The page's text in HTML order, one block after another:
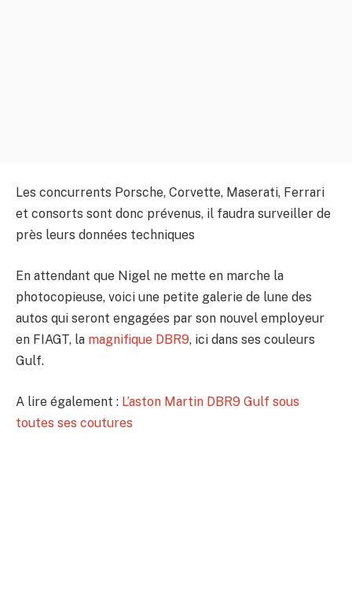
Les concurrents Porsche, Corvette, Maserati, Ferrari
et consorts sont donc prévenus, il faudra surveiller de
près leurs données techniques
En attendant que Nigel ne mette en marche la
photocopieuse, voici une petite galerie de lune des
autos qui seront engagées par son nouvel employeur
en FIAGT, la magnifique DBR9, ici dans ses couleurs
Gulf.
A lire également : L’aston Martin DBR9 Gulf sous
toutes ses coutures